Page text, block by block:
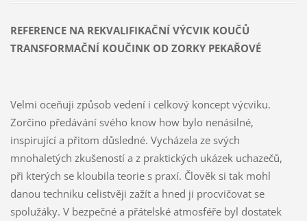
REFERENCE NA REKVALIFIKAČNÍ VÝCVIK KOUČŮ
TRANSFORMAČNÍ KOUČINK OD ZORKY PEKAŘOVÉ
Velmi oceňuji způsob vedení i celkový koncept výcviku.
Zorčino předávání svého know how bylo nenásilné,
inspirující a přitom důsledné. Vycházela ze svých
mnohaletých zkušeností a z praktických ukázek uchazečů,
při kterých se kloubila teorie s praxí. Člověk si tak mohl
danou techniku celistvěji zažít a hned ji procvičovat se
spolužáky. V bezpečné a přátelské atmosféře byl dostatek